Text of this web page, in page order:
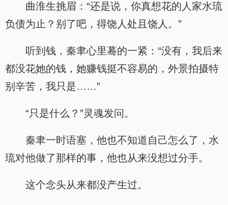
曲淮生挑眉：“还是说，你真想花的人家水琉
负债为止？别了吧，得饶人处且饶人。”
听到钱，秦聿心里蓦的一紧：“没有，我后来
都没花她的钱，她赚钱挺不容易的，外景拍摄特
别辛苦，我只是……”
“只是什么？”灵魂发问。
秦聿一时语塞，他也不知道自己怎么了，水
琉对他做了那样的事，他也从来没想过分手。
这个念头从来都没产生过。